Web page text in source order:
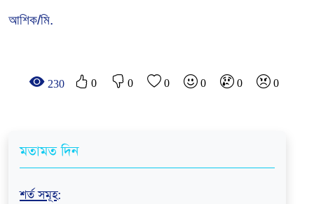
আশিক/মি.
230 0 0 0 0 0 0
মতামত দিন
শর্ত সমূহ: